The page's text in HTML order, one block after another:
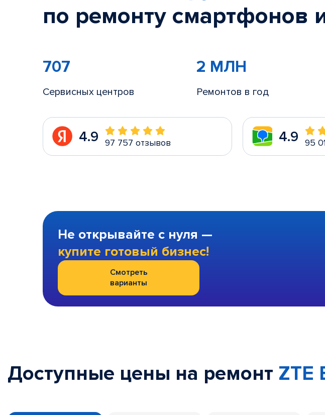
по ремонту смартфонов
707
Сервисных центров
2 МЛН
Ремонтов в год
4.9 97 757 отзывов 4.9 95
Не открывайте с нуля —
купите готовый бизнес!
Смотреть
варианты
Доступные цены на ремонт ZTE